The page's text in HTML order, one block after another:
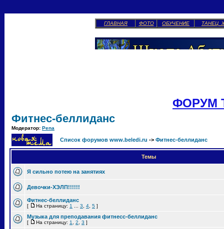
ГЛАВНАЯ ФОТО ОБУЧЕНИЕ ТАНЕЦ
ФОРУМ
Фитнес-беллиданс
Модератор: Pena
Список форумов www.beledi.ru -> Фитнес-беллиданс
Темы
Я сильно потею на занятиях
Девочки-ХЭЛП!!!!!!
Фитнес-беллиданс
[ На страницу: 1 3 4 5 ]
Музыка для преподавания фитнесс-беллиданс
[ На страницу: 1 2 3 ]